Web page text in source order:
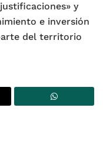
y
e inversión
del territorio